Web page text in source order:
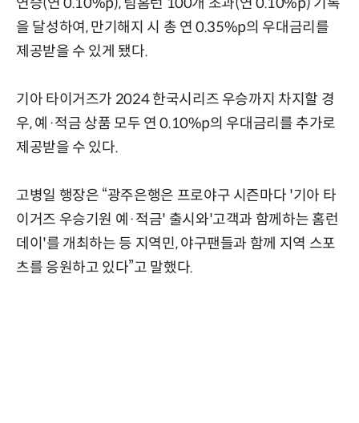
을 달성하여, 만기해지 시 총 연 0.35%p의 우대금리를
제공받을 수 있게 됐다.
기아 타이거즈가 2024 한국시리즈 우승까지 차지할 경
우, 예·적금 상품 모두 연 0.10%p의 우대금리를 추가로
제공받을 수 있다.
고병일 행장은 “광주은행은 프로야구 시즌마다 '기아 타
이거즈 우승기원 예·적금' 출시와'고객과 함께하는 홈런
데이'를 개최하는 등 지역민, 야구팬들과 함께 지역 스포
츠를 응원하고 있다”고 말했다.